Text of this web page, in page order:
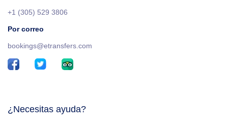
+1 (305) 529 3806
Por correo
bookings@etransfers.com
¿Necesitas ayuda?